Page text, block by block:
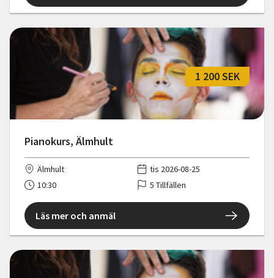
Pianokurs, Älmhult
1 200 SEK
Älmhult
tis 2026-08-25
10:30
5 Tillfällen
Läs mer och anmäl